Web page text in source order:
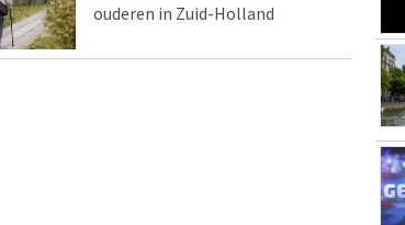
ouderen in Zuid-Holland